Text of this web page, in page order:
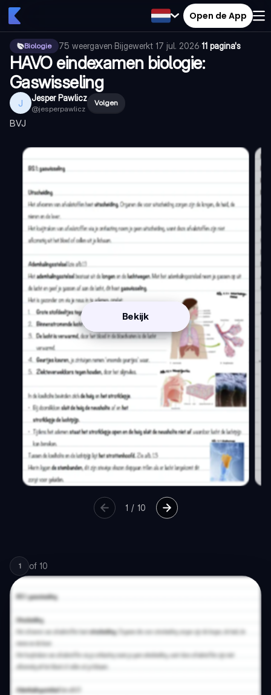
Open de App
Biologie 75 weergaven·Bijgewerkt 17 jul. 2026·11 pagina's
HAVO eindexamen biologie:
Gaswisseling
J Jesper Pawlicz
@jesperpawlicz
Volgen
BVJ
Bekijk
1 / 10
1 of 10